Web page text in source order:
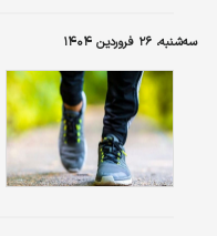
سه‌شنبه، ۲۶ فروردین ۱۴۰۴